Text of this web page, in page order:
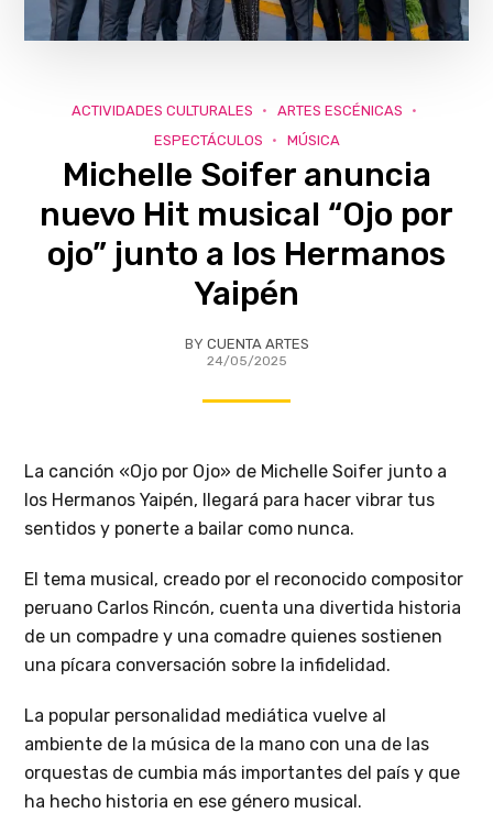
ACTIVIDADES CULTURALES
ARTES ESCÉNICAS
ESPECTÁCULOS
MÚSICA
Michelle Soifer anuncia
nuevo Hit musical “Ojo por
ojo” junto a los Hermanos
Yaipén
BY CUENTA ARTES
24/05/2025
La canción «Ojo por Ojo» de Michelle Soifer junto a
los Hermanos Yaipén, llegará para hacer vibrar tus
sentidos y ponerte a bailar como nunca.
El tema musical, creado por el reconocido compositor
peruano Carlos Rincón, cuenta una divertida historia
de un compadre y una comadre quienes sostienen
una pícara conversación sobre la infidelidad.
La popular personalidad mediática vuelve al
ambiente de la música de la mano con una de las
orquestas de cumbia más importantes del país y que
ha hecho historia en ese género musical.